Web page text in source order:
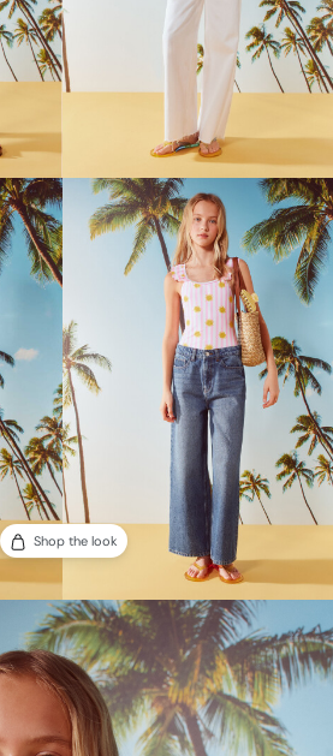
Shop the look